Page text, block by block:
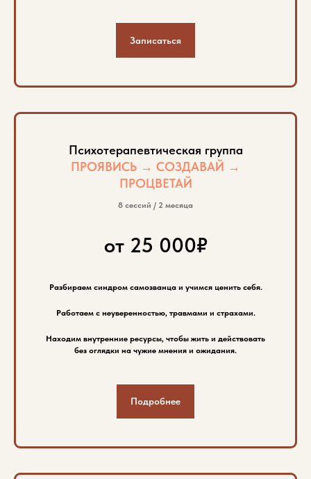
Записаться
Психотерапевтическая группа
ПРОЯВИСЬ → СОЗДАВАЙ →
ПРОЦВЕТАЙ
8 сессий / 2 месяца
от 25 000₽
Разбираем синдром самозванца и учимся ценить себя.
Работаем с неуверенностью, травмами и страхами.
Находим внутренние ресурсы, чтобы жить и действовать
без оглядки на чужие мнения и ожидания.
Подробнее